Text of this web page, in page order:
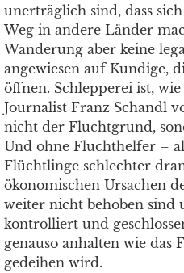
unerträglich sind, dass
Weg in andere Länder
Wanderung aber keine
angewiesen auf Kundige,
öffnen. Schlepperei ist,
Journalist Franz Schandl
nicht der Fluchtgrund,
Und ohne Fluchthelfer –
Flüchtlinge schlechter
ökonomischen Ursachen
weiter nicht behoben sind
kontrolliert und
genauso anhalten wie das
gedeihen wird.